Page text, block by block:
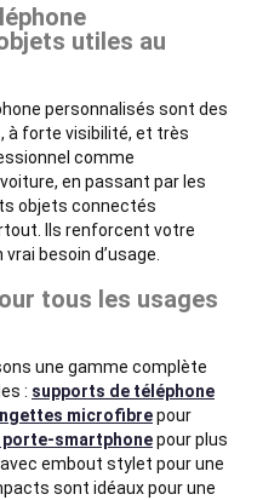
utiles au
personnalisés sont des
à forte visibilité, et très
comme
en passant par les
objets connectés
Ils renforcent votre
besoin d’usage.
tous les usages
une gamme complète
: supports de téléphone
microfibrepour
porte-smartphonepour plus
embout stylet pour une
sont idéaux pour une